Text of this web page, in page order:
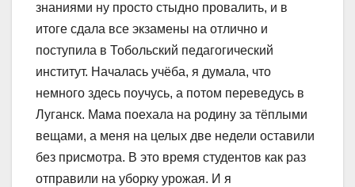
знаниями ну просто стыдно провалить, и в
итоге сдала все экзамены на отлично и
поступила в Тобольский педагогический
институт. Началась учёба, я думала, что
немного здесь поучусь, а потом переведусь в
Луганск. Мама поехала на родину за тёплыми
вещами, а меня на целых две недели оставили
без присмотра. В это время студентов как раз
отправили на уборку урожая. И я